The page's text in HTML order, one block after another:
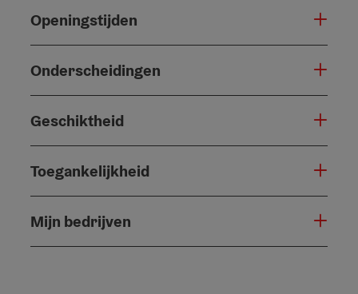
Openingstijden
Onderscheidingen
Geschiktheid
Toegankelijkheid
Mijn bedrijven